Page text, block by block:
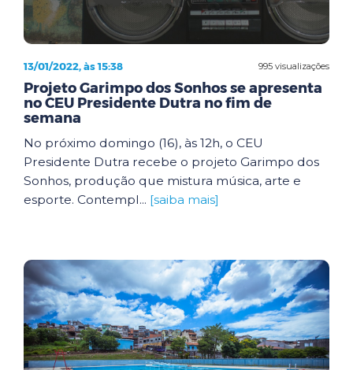
995 visualizações
13/01/2022, às 15:38
Projeto Garimpo dos Sonhos se apresenta
no CEU Presidente Dutra no fim de
semana
No próximo domingo (16), às 12h, o CEU
Presidente Dutra recebe o projeto Garimpo dos
Sonhos, produção que mistura música, arte e
esporte. Contempl... [saiba mais]